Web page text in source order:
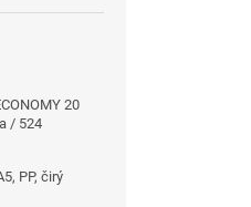
20
/ 524
PP, čirý